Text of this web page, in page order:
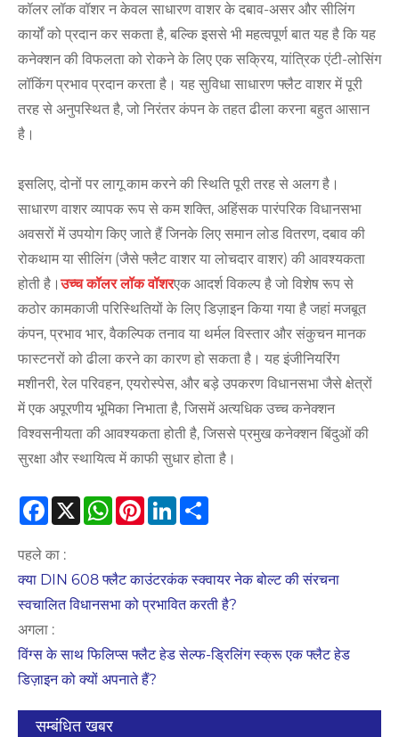
कॉलर लॉक वॉशर न केवल साधारण वाशर के दबाव-असर और सीलिंग
कार्यों को प्रदान कर सकता है, बल्कि इससे भी महत्वपूर्ण बात यह है कि यह
कनेक्शन की विफलता को रोकने के लिए एक सक्रिय, यांत्रिक एंटी-लोसिंग
लॉकिंग प्रभाव प्रदान करता है। यह सुविधा साधारण फ्लैट वाशर में पूरी
तरह से अनुपस्थित है, जो निरंतर कंपन के तहत ढीला करना बहुत आसान
है।
इसलिए, दोनों पर लागू काम करने की स्थिति पूरी तरह से अलग है।
साधारण वाशर व्यापक रूप से कम शक्ति, अहिंसक पारंपरिक विधानसभा
अवसरों में उपयोग किए जाते हैं जिनके लिए समान लोड वितरण, दबाव की
रोकथाम या सीलिंग (जैसे फ्लैट वाशर या लोचदार वाशर) की आवश्यकता
होती है।उच्च कॉलर लॉक वॉशरएक आदर्श विकल्प है जो विशेष रूप से
कठोर कामकाजी परिस्थितियों के लिए डिज़ाइन किया गया है जहां मजबूत
कंपन, प्रभाव भार, वैकल्पिक तनाव या थर्मल विस्तार और संकुचन मानक
फास्टनरों को ढीला करने का कारण हो सकता है। यह इंजीनियरिंग
मशीनरी, रेल परिवहन, एयरोस्पेस, और बड़े उपकरण विधानसभा जैसे क्षेत्रों
में एक अपूरणीय भूमिका निभाता है, जिसमें अत्यधिक उच्च कनेक्शन
विश्वसनीयता की आवश्यकता होती है, जिससे प्रमुख कनेक्शन बिंदुओं की
सुरक्षा और स्थायित्व में काफी सुधार होता है।
Facebook
X WhatsApp
PinterestLinkedIn
पहले का :
क्या DIN 608 फ्लैट काउंटरकंक स्क्वायर नेक बोल्ट की संरचना
स्वचालित विधानसभा को प्रभावित करती है?
अगला :
विंग्स के साथ फिलिप्स फ्लैट हेड सेल्फ-ड्रिलिंग स्क्रू एक फ्लैट हेड
डिज़ाइन को क्यों अपनाते हैं?
सम्बंधित खबर